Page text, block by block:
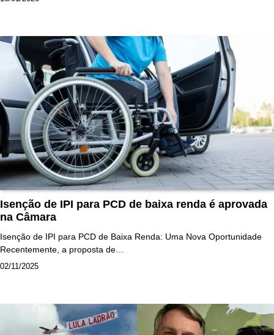
Isenção de IPI para PCD de baixa renda é aprovada
na Câmara
Isenção de IPI para PCD de Baixa Renda: Uma Nova Oportunidade
Recentemente, a proposta de…
02/11/2025